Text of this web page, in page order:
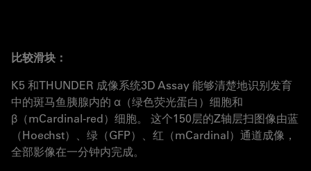
比较滑块：
K5 和THUNDER 成像系统3D Assay 能够清楚地识别发育
中的斑马鱼胰腺内的 α（绿色荧光蛋白）细胞和
β（mCardinal-red）细胞。 这个150层的Z轴层扫图像由蓝
（Hoechst）、绿（GFP）、红（mCardinal）通道成像，
全部影像在一分钟内完成。